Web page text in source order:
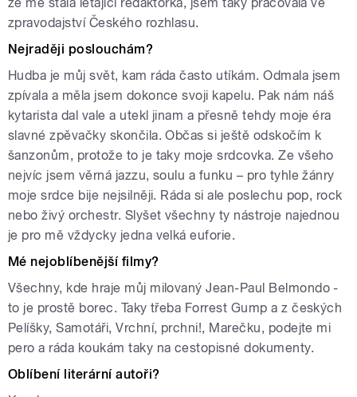
zpravodajství Českého rozhlasu.
Nejraději poslouchám?
Hudba je můj svět, kam ráda často utíkám. Odmala jsem
zpívala a měla jsem dokonce svoji kapelu. Pak nám náš
kytarista dal vale a utekl jinam a přesně tehdy moje éra
slavné zpěvačky skončila. Občas si ještě odskočím k
šanzonům, protože to je taky moje srdcovka. Ze všeho
nejvíc jsem věrná jazzu, soulu a funku – pro tyhle žánry
moje srdce bije nejsilněji. Ráda si ale poslechu pop, rock
nebo živý orchestr. Slyšet všechny ty nástroje najednou
je pro mě vždycky jedna velká euforie.
Mé nejoblíbenější filmy?
Všechny, kde hraje můj milovaný Jean-Paul Belmondo -
to je prostě borec. Taky třeba Forrest Gump a z českých
Pelíšky, Samotáři, Vrchní, prchni!, Marečku, podejte mi
pero a ráda koukám taky na cestopisné dokumenty.
Oblíbení literární autoři?